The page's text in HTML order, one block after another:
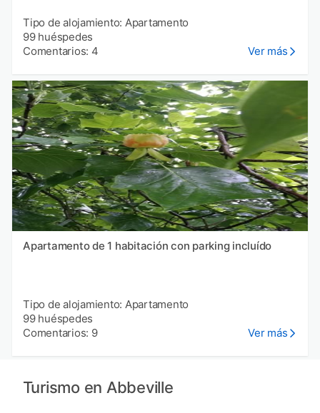
Tipo de alojamiento: Apartamento
99 huéspedes
Comentarios: 4
Ver más
Apartamento de 1 habitación con parking incluído
Tipo de alojamiento: Apartamento
99 huéspedes
Comentarios: 9
Ver más
Turismo en Abbeville